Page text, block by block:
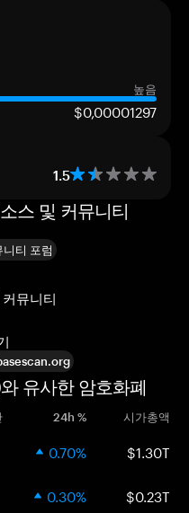
높음
$0,00001297
1.5
스 및 커뮤니티
티 포럼
뮤니티
유사한 암호화폐
24h % 시가총액
0.70% $1.30T
0.30% $0.23T